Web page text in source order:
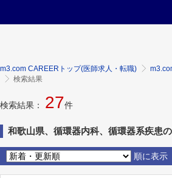
m3.com CAREERトップ(医師求人・転職)
検索結果
検索結果： 27件
和歌山県、循環器内科、循環器系疾患
順に表示